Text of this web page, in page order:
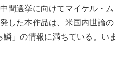
間選挙に向けてマイケル・ム
した本作品は、米国内世論の
」の情報に満ちている。いま